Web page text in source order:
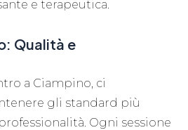
e terapeutica.
Qualità e
a Ciampino, ci
gli standard più
Ogni sessione